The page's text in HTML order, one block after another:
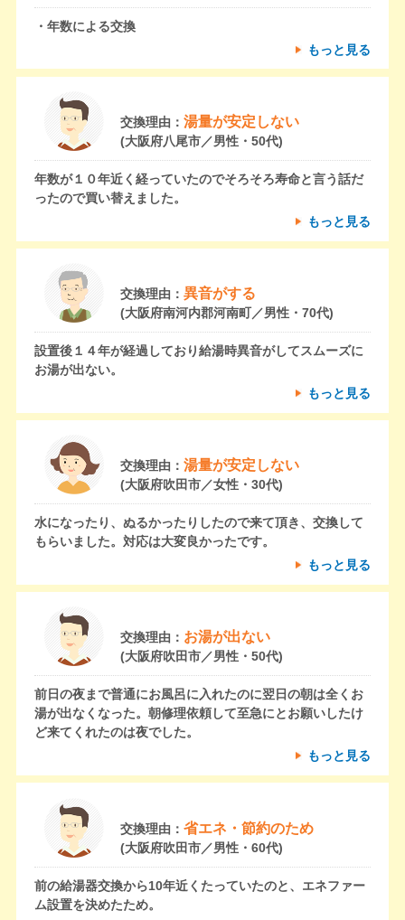
・年数による交換
もっと見る
交換理由： 湯量が安定しない
(大阪府八尾市／男性・50代)
年数が１０年近く経っていたのでそろそろ寿命と言う話だ
ったので買い替えました。
もっと見る
交換理由： 異音がする
(大阪府南河内郡河南町／男性・70代)
設置後１４年が経過しており給湯時異音がしてスムーズに
お湯が出ない。
もっと見る
交換理由： 湯量が安定しない
(大阪府吹田市／女性・30代)
水になったり、ぬるかったりしたので来て頂き、交換して
もらいました。対応は大変良かったです。
もっと見る
交換理由： お湯が出ない
(大阪府吹田市／男性・50代)
前日の夜まで普通にお風呂に入れたのに翌日の朝は全くお
湯が出なくなった。朝修理依頼して至急にとお願いしたけ
ど来てくれたのは夜でした。
もっと見る
交換理由： 省エネ・節約のため
(大阪府吹田市／男性・60代)
前の給湯器交換から10年近くたっていたのと、エネファー
ム設置を決めたため。